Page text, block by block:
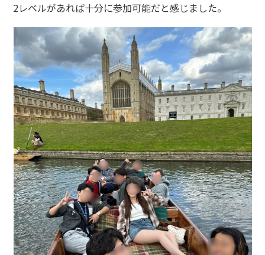
2レベルがあれば十分に参加可能だと感じました。